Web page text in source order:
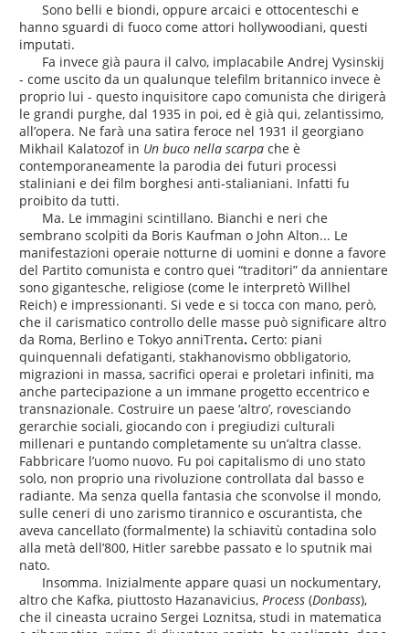
Sono belli e biondi, oppure arcaici e ottocenteschi e
hanno sguardi di fuoco come attori hollywoodiani, questi
imputati.
Fa invece già paura il calvo, implacabile Andrej Vysinskij
- come uscito da un qualunque telefilm britannico invece è
proprio lui - questo inquisitore capo comunista che dirigerà
le grandi purghe, dal 1935 in poi, ed è già qui, zelantissimo,
all’opera. Ne farà una satira feroce nel 1931 il georgiano
Mikhail Kalatozof in Un buco nella scarpache è
contemporaneamente la parodia dei futuri processi
staliniani e dei film borghesi anti-stalianiani. Infatti fu
proibito da tutti.
Ma. Le immagini scintillano. Bianchi e neri che
sembrano scolpiti da Boris Kaufman o John Alton... Le
manifestazioni operaie notturne di uomini e donne a favore
del Partito comunista e contro quei “traditori” da annientare
sono gigantesche, religiose (come le interpretò Willhel
Reich) e impressionanti. Si vede e si tocca con mano, però,
che il carismatico controllo delle masse può significare altro
da Roma, Berlino e Tokyo anniTrenta. Certo: piani
quinquennali defatiganti, stakhanovismo obbligatorio,
migrazioni in massa, sacrifici operai e proletari infiniti, ma
anche partecipazione a un immane progetto eccentrico e
transnazionale. Costruire un paese ‘altro’, rovesciando
gerarchie sociali, giocando con i pregiudizi culturali
millenari e puntando completamente su un’altra classe.
Fabbricare l’uomo nuovo. Fu poi capitalismo di uno stato
solo, non proprio una rivoluzione controllata dal basso e
radiante. Ma senza quella fantasia che sconvolse il mondo,
sulle ceneri di uno zarismo tirannico e oscurantista, che
aveva cancellato (formalmente) la schiavitù contadina solo
alla metà dell’800, Hitler sarebbe passato e lo sputnik mai
nato.
Insomma. Inizialmente appare quasi un nockumentary,
altro che Kafka, piuttosto Hazanavicius,Process(Donbass),
che il cineasta ucraino Sergei Loznitsa, studi in matematica